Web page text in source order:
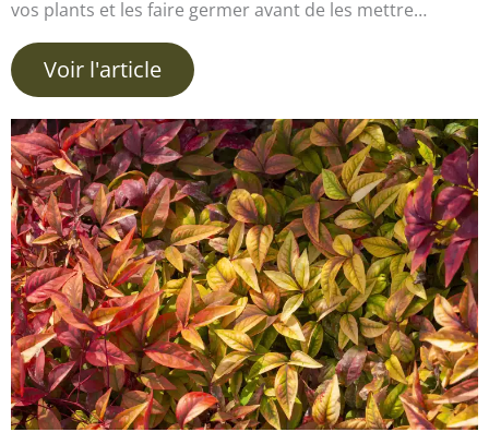
vos plants et les faire germer avant de les mettre…
Voir l'article